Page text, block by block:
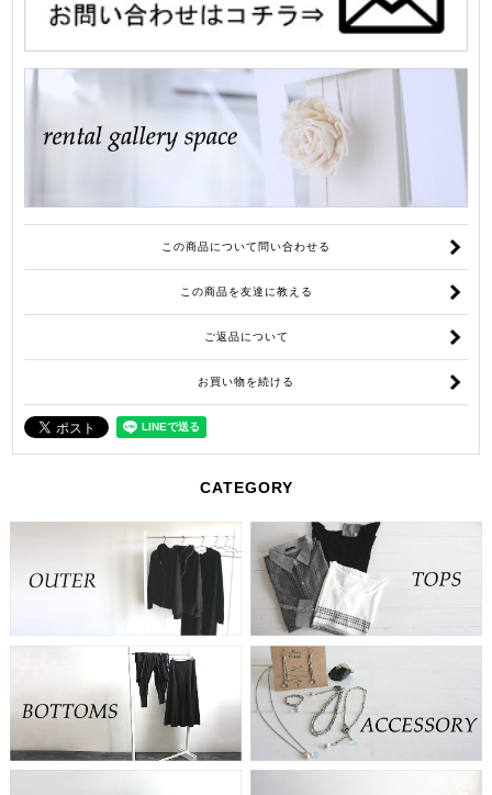
この商品について問い合わせる
この商品を友達に教える
ご返品について
お買い物を続ける
CATEGORY